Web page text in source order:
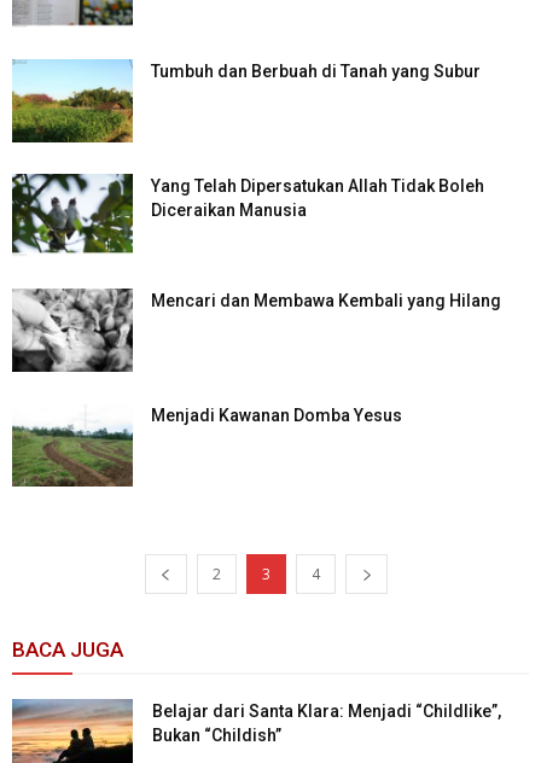
Tumbuh dan Berbuah di Tanah yang Subur
Yang Telah Dipersatukan Allah Tidak Boleh
Diceraikan Manusia
Mencari dan Membawa Kembali yang Hilang
Menjadi Kawanan Domba Yesus
2 3 4
BACA JUGA
Belajar dari Santa Klara: Menjadi “Childlike”,
Bukan “Childish”